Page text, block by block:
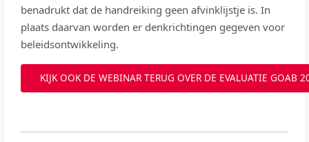
benadrukt dat de handreiking geen afvinklijstje is. In
plaats daarvan worden er denkrichtingen gegeven voor
beleidsontwikkeling.
KIJK OOK DE WEBINAR TERUG OVER DE EVALUATIE GOAB